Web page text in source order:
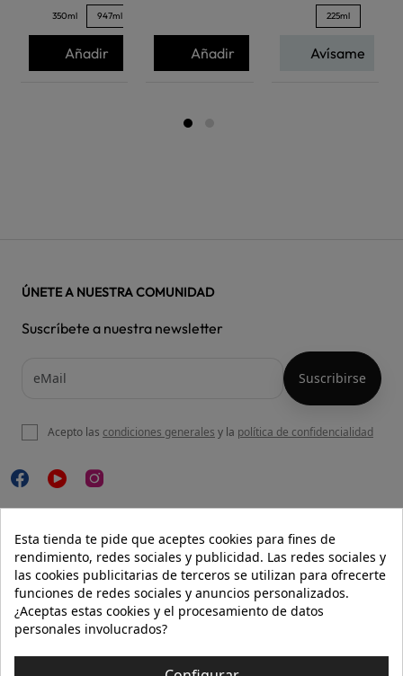
350ml 947ml
Añadir Añadir
225ml
Avísame
NUESTRA WEB
AYUDA
INFORMACIÓN 
ÚNETE A NUESTRA COMUNIDAD
Suscríbete a nuestra newsletter
Acepto las condiciones generales y la política de confidencialidad
Esta tienda te pide que aceptes cookies para fines de
rendimiento, redes sociales y publicidad. Las redes sociales y
las cookies publicitarias de terceros se utilizan para ofrecerte
funciones de redes sociales y anuncios personalizados.
¿Aceptas estas cookies y el procesamiento de datos
personales involucrados?